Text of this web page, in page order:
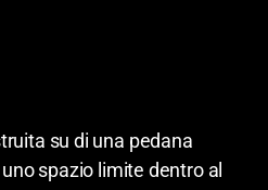
su di una pedana
spazio limite dentro al